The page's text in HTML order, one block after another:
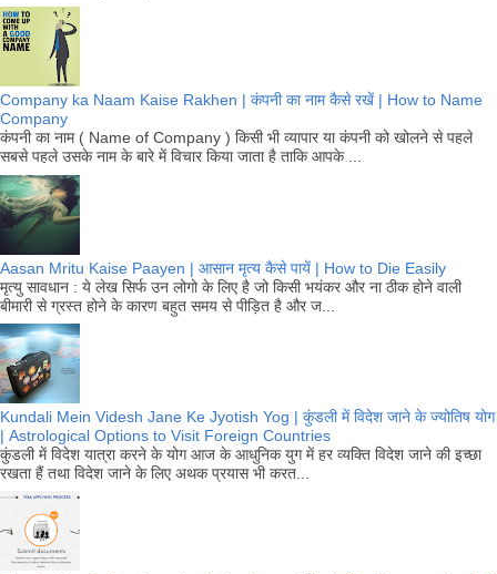
Company ka Naam Kaise Rakhen | कंपनी का नाम कैसे रखें | How to Name
Company
कंपनी का नाम ( Name of Company ) किसी भी व्यापार या कंपनी को खोलने से पहले
सबसे पहले उसके नाम के बारे में विचार किया जाता है ताकि आपके ...
Aasan Mritu Kaise Paayen | आसान मृत्य कैसे पायें | How to Die Easily
मृत्यु सावधान : ये लेख सिर्फ उन लोगो के लिए है जो किसी भयंकर और ना ठीक होने वाली
बीमारी से ग्रस्त होने के कारण बहुत समय से पीड़ित है और ज...
Kundali Mein Videsh Jane Ke Jyotish Yog | कुंडली में विदेश जाने के ज्योतिष योग
| Astrological Options to Visit Foreign Countries
कुंडली में विदेश यात्रा करने के योग आज के आधुनिक युग में हर व्यक्ति विदेश जाने की इच्छा
रखता हैं तथा विदेश जाने के लिए अथक प्रयास भी करत...